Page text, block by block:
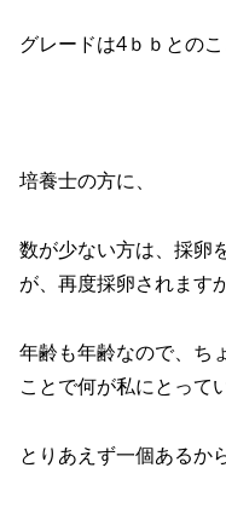
グレードは4ｂｂとのこ
培養士の方に、
数が少ない方は、採卵
が、再度採卵されます
年齢も年齢なので、ち
ことで何が私にとって
とりあえず一個あるか